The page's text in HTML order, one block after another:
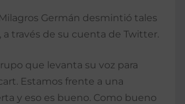
Germán desmintió tales
a través de su cuenta de Twitter.
que levanta su voz para
Estamos frente a una
y eso es bueno. Como bueno